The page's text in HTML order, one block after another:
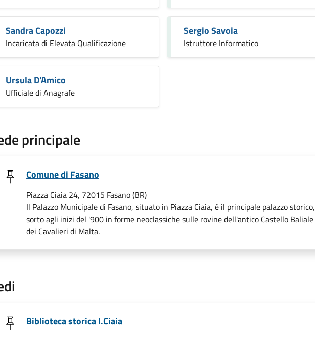
Sandra Capozzi
Incaricata di Elevata Qualificazione
Sergio Savoia
Istruttore Informatico
Ursula D'Amico
Ufficiale di Anagrafe
principale
Comune di Fasano
Piazza Ciaia 24, 72015 Fasano (BR)
Il Palazzo Municipale di Fasano, situato in Piazza Ciaia, è il principale palazzo storico,
sorto agli inizi del '900 in forme neoclassiche sulle rovine dell'antico Castello Baliale
dei Cavalieri di Malta.
Biblioteca storica I.Ciaia